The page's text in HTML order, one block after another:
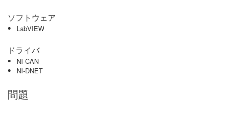
ソフトウェア
LabVIEW
ドライバ
NI-CAN
NI-DNET
問題